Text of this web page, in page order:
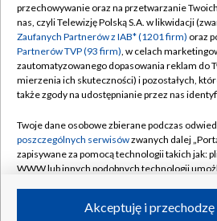
Abonament TVP
Emisja w TVP
Centrum informacji TVP
Naziemna Telewizja Cyfrowa
Rada Programowa
System NOS
Informacje o nadawcy
Program dla prasy
Regulamin
Polityka
Moje
Pomoc
Kontakt
Kanały
przechowywanie oraz na przetwarzanie
nas, czyli Telewizję Polską S.A. w likwidacji
Zaufanych Partnerów z IAB* (1201 firm) oraz
Partnerów TVP (93 firm), w celach
zautomatyzowanego dopasowania reklam do
mierzenia ich skuteczności) i pozostałych,
także zgody na udostępnianie przez nas
Twoje dane osobowe zbierane podczas
poszczególnych serwisówzwanych dalej
zapisywane za pomocą technologii takich jak:
WWW lub innych podobnych technologii
ruchu w Internecie.Akceptuję i przechodzę